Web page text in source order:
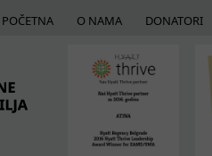
POČETNA O NAMA DONATORI